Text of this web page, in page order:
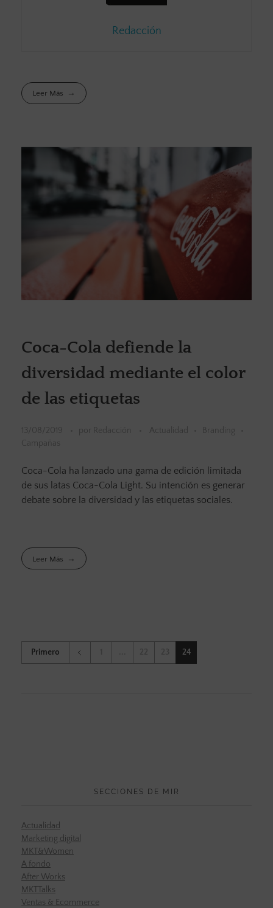
Redacción
Leer Más
Coca-Cola defiende la
diversidad mediante el color
de las etiquetas
13/08/2019 por Redacción Actualidad
Branding
Campañas
Coca-Cola ha lanzado una gama de edición limitada
de sus latas Coca-Cola Light. Su intención es generar
debate sobre la diversidad y las etiquetas sociales.
Leer Más
Primero 24
SECCIONES DE MIR
Actualidad
Marketing digital
MKT&Women
A fondo
After Works
MKTTalks
Ventas & Ecommerce